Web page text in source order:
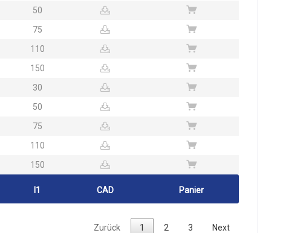
50
75
110
150
30
50
75
110
150
l1 CAD Panier
Zurück 1 2 3 Next